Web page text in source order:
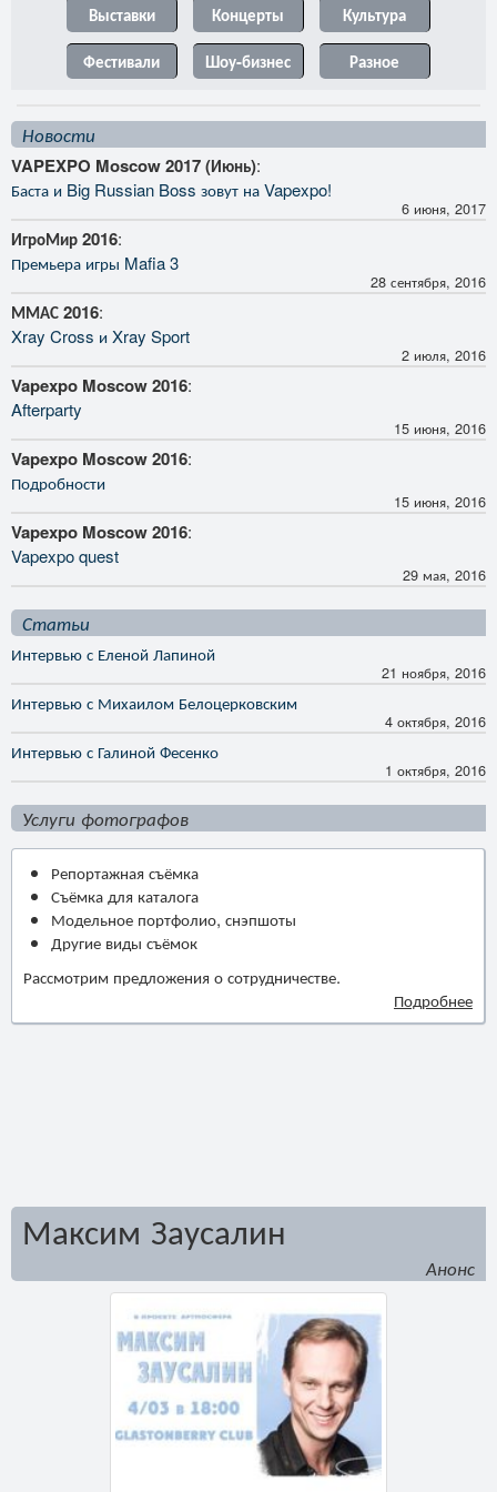
Выставки Концерты
Культура
Фестивали
Шоу-бизнес Разное
Новости
VAPEXPO Moscow 2017 (Июнь):
Баста и Big Russian Boss зовут на Vapexpo!
6 июня, 2017
ИгроМир 2016:
Премьера игры Mafia 3
28 сентября, 2016
ММАС 2016:
Xray Cross и Xray Sport
2 июля, 2016
Vapexpo Moscow 2016:
Afterparty
15 июня, 2016
Vapexpo Moscow 2016:
Подробности
15 июня, 2016
Vapexpo Moscow 2016:
Vapexpo quest
29 мая, 2016
Статьи
Интервью с Еленой Лапиной
21 ноября, 2016
Интервью с Михаилом Белоцерковским
4 октября, 2016
Интервью с Галиной Фесенко
1 октября, 2016
Услуги фотографов
Репортажная съёмка
Съёмка для каталога
Модельное портфолио, снэпшоты
Другие виды съёмок
Рассмотрим предложения о сотрудничестве.
Подробнее
Максим Заусалин
Анонс